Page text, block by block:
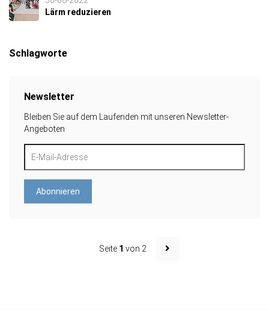
Lärm reduzieren
Schlagworte
Newsletter
Bleiben Sie auf dem Laufenden mit unseren Newsletter-
Angeboten
Abonnieren
Seite 1 von 2